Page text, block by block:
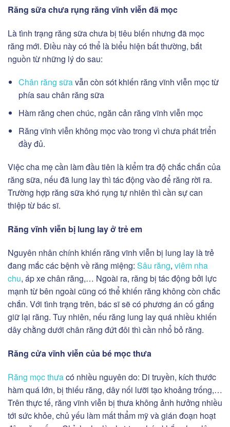
Răng sữa chưa rụng răng vĩnh viễn đã mọc
Là tình trạng răng sữa chưa bị tiêu biến nhưng đã mọc
răng mới. Điều này có thể là biểu hiện bất thường, bắt
nguồn từ những lý do sau:
Chân răng sữavẫn còn sót khiến răng vĩnh viễn mọc từ
phía sau chân răng sữa
Hàm răng chen chúc, ngăn cản răng vĩnh viễn mọc
Răng vĩnh viễn không mọc vào trong vì chưa phát triển
đầy đủ.
Việc cha mẹ cần làm đầu tiên là kiểm tra độ chắc chắn của
răng sữa, nếu đã lung lay thì tác động vào để răng rời ra.
Trường hợp răng sữa khó rụng tự nhiên thì cần sự can
thiệp từ bác sĩ.
Răng vĩnh viễn bị lung lay ở trẻ em
Nguyên nhân chính khiến răng vĩnh viễn bị lung lay là trẻ
đang mắc các bệnh về răng miệng: Sâu răng, viêm nha
chu, áp xe chân răng,… Ngoài ra, răng bị tác động bởi lực
mạnh từ bên ngoài cũng có thể khiến răng không còn chắc
chắn. Với tình trạng trên, bác sĩ sẽ có phương án cố gắng
giữ lại răng. Tuy nhiên, nếu răng lung lay quá nhiều khiến
dây chằng dưới chân răng đứt đôi thì cần nhổ bỏ răng.
Răng cửa vĩnh viễn của bé mọc thưa
Răng mọc thưacó nhiều nguyên do: Di truyền, kích thước
hàm quá lớn, bị thiếu răng, dây nối lưỡi tạo khoảng trống,…
Trên thực tế, răng vĩnh viễn bị thưa không ảnh hưởng nhiều
tới sức khỏe, chủ yếu làm mất thẩm mỹ và gián đoạn hoạt